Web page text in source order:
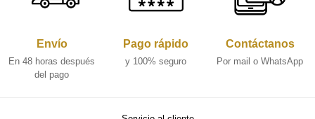
Envío
En 48 horas después
del pago
Pago rápido
y 100% seguro
Contáctanos
Por mail o WhatsApp